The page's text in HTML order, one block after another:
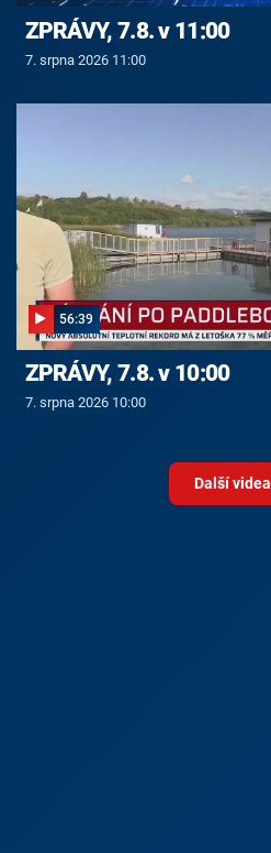
ZPRÁVY, 7.8. v 11:00
7. srpna 2026 11:00
56:39
ZPRÁVY, 7.8. v 10:00
7. srpna 2026 10:00
Další videa